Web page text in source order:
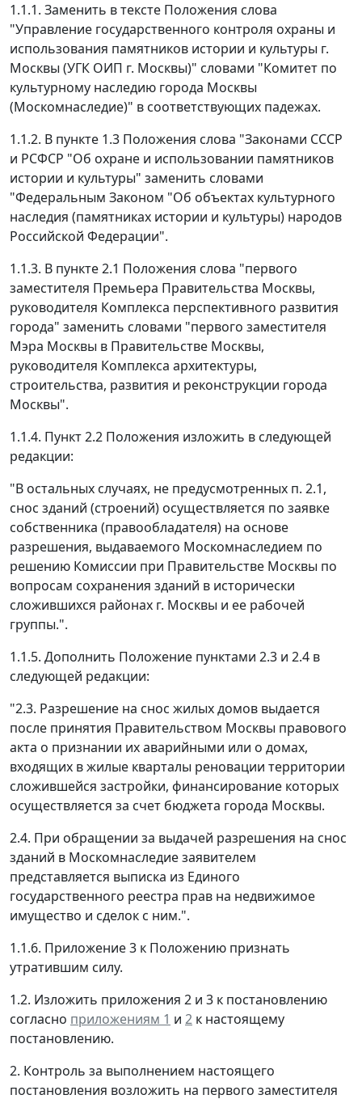
1.1.1. Заменить в тексте Положения слова
"Управление государственного контроля охраны и
использования памятников истории и культуры г.
Москвы (УГК ОИП г. Москвы)" словами "Комитет по
культурному наследию города Москвы
(Москомнаследие)" в соответствующих падежах.
1.1.2. В пункте 1.3 Положения слова "Законами СССР
и РСФСР "Об охране и использовании памятников
истории и культуры" заменить словами
"Федеральным Законом "Об объектах культурного
наследия (памятниках истории и культуры) народов
Российской Федерации".
1.1.3. В пункте 2.1 Положения слова "первого
заместителя Премьера Правительства Москвы,
руководителя Комплекса перспективного развития
города" заменить словами "первого заместителя
Мэра Москвы в Правительстве Москвы,
руководителя Комплекса архитектуры,
строительства, развития и реконструкции города
Москвы".
1.1.4. Пункт 2.2 Положения изложить в следующей
редакции:
"В остальных случаях, не предусмотренных п. 2.1,
снос зданий (строений) осуществляется по заявке
собственника (правообладателя) на основе
разрешения, выдаваемого Москомнаследием по
решению Комиссии при Правительстве Москвы по
вопросам сохранения зданий в исторически
сложившихся районах г. Москвы и ее рабочей
группы.".
1.1.5. Дополнить Положение пунктами 2.3 и 2.4 в
следующей редакции:
"2.3. Разрешение на снос жилых домов выдается
после принятия Правительством Москвы правового
акта о признании их аварийными или о домах,
входящих в жилые кварталы реновации территории
сложившейся застройки, финансирование которых
осуществляется за счет бюджета города Москвы.
2.4. При обращении за выдачей разрешения на снос
зданий в Москомнаследие заявителем
представляется выписка из Единого
государственного реестра прав на недвижимое
имущество и сделок с ним.".
1.1.6. Приложение 3 к Положению признать
утратившим силу.
1.2. Изложить приложения 2 и 3 к постановлению
согласно приложениям 1 и 2 к настоящему
постановлению.
2. Контроль за выполнением настоящего
постановления возложить на первого заместителя